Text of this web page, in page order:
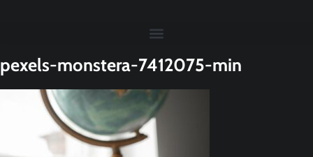
pexels-monstera-7412075-min